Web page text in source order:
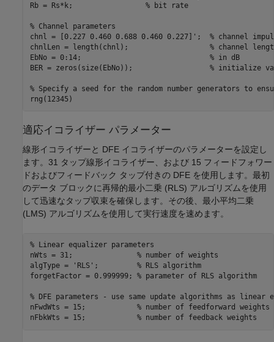
Rb = Rs*k; % bit rate
% Channel parameters
chnl = [0.227 0.460 0.688 0.460 0.227]'; % channel
chnlLen = length(chnl); % channel
EbNo = 0:14; % in dB
BER = zeros(size(EbNo)); % initialize
% Specify a seed for the random number generators to
適応イコライザー パラメーター
線形イコライザーと DFE イコライザーのパラメーターを設定し
ます。31 タップ線形イコライザー、および 15 フィードフォワー
ドおよびフィードバック タップ付きの DFE を使用します。最初
のデータ ブロックに再帰的最小二乗 (RLS) アルゴリズムを使用
して迅速なタップ収束を確保します。その後、最小平均二乗
(LMS) アルゴリズムを使用して実行速度を速めます。
% Linear equalizer parameters
nWts = 31; % number of weights
algType =
'RLS' ; % RLS algorithm
forgetFactor = 0.999999; % parameter of RLS algorithm
% DFE parameters - use same update algorithms as linear
nFwdWts = 15; % number of feedforward weights
nFbkWts = 15; % number of feedback weights